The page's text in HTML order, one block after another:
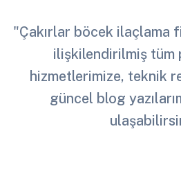
"Çakırlar böcek ilaçlama
ilişkilendirilmiş tüm
hizmetlerimize, teknik
güncel blog